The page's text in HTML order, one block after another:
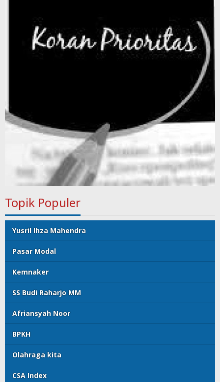
Topik Populer
Yusril Ihza Mahendra
Pasar Modal
Kemnaker
SS Budi Raharjo MM
Afriansyah Noor
BPKH
Olahraga kita
CSA Index